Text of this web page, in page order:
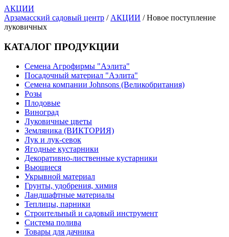
АКЦИИ
Арзамасский садовый центр / АКЦИИ /Новое поступление
луковичных
КАТАЛОГ ПРОДУКЦИИ
Семена Агрофирмы "Аэлита"
Посадочный материал "Аэлита"
Семена компании Johnsons (Великобритания)
Розы
Плодовые
Виноград
Луковичные цветы
Земляника (ВИКТОРИЯ)
Лук и лук-севок
Ягодные кустарники
Декоративно-лиственные кустарники
Вьющиеся
Укрывной материал
Грунты, удобрения, химия
Ландшафтные материалы
Теплицы, парники
Строительный и садовый инструмент
Система полива
Товары для дачника